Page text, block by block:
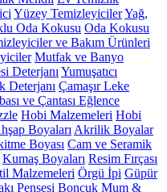
Yüzey TemizleyicilerYağ,
Oda Kokusu Oda Kokusu
ve Bakım Ürünleri
Mutfak ve Banyo
Deterjanı Yumuşatıcı
Deterjanı Çamaşır Leke
ve Çantası Eğlence
Hobi Malzemeleri Hobi
Boyaları Akrilik Boyalar
Boyası Cam ve Seramik
Kumaş Boyaları Resim Fırçası
Malzemeleri Örgü İpi Güpür
Pensesi Boncuk Mum &